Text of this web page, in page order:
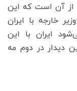
از آن است که این
خارجه با ایران
ایران با این
دیدار در دوم مه